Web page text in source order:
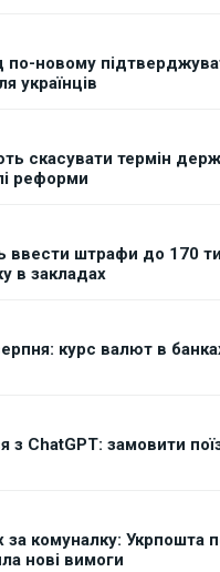
по-новому
українців
скасувати термін
реформи
ввести штрафи до 170
в закладах
курс валют в
з ChatGPT: замовити
за комуналку: Укрпошта
нові вимоги